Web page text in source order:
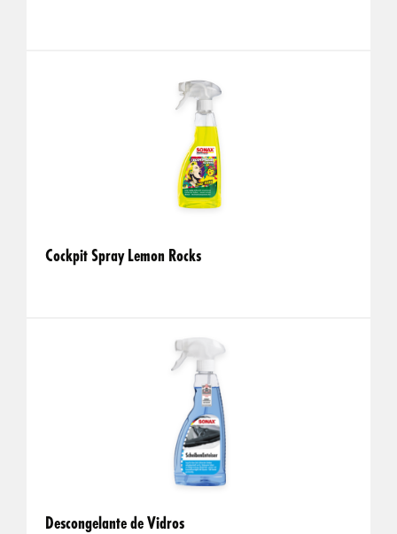
Cockpit Spray Lemon Rocks
Descongelante de Vidros